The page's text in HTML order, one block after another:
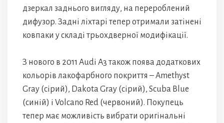
дзеркал заднього вигляду, на перероблений
дифузор. Задні ліхтарі тепер отримали затінені
ковпаки у складі трьохдверної модифікації.
З нового в 2011 Audi A3 також поява додаткових
кольорів лакофарбного покриття – Amethyst
Gray (сірий), Dakota Gray (сірий), Scuba Blue
(синій) і Volcano Red (червоний). Покупець
тепер має можливість вибрати оригінальні